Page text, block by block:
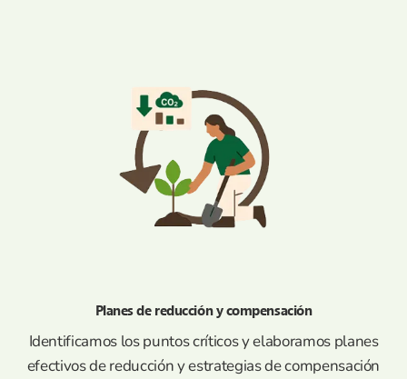
Planes de reducción y compensación
Identificamos los puntos críticos y elaboramos planes
efectivos de reducción y estrategias de compensación